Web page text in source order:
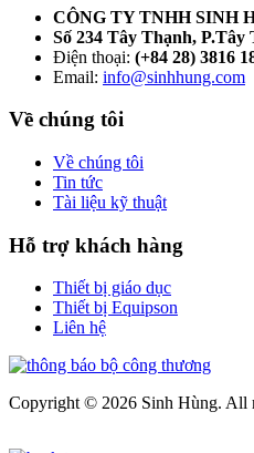
CÔNG TY TNHH SINH
Số 234 Tây Thạnh,
Điện thoại: (+84 28) 3816
Email: info@sinhhung.com
Về chúng tôi
Về chúng tôi
Tin tức
Tài liệu kỹ thuật
Hỗ trợ khách hàng
Thiết bị giáo dục
Thiết bị Equipson
Liên hệ
Copyright © 2026 Sinh Hùng. All